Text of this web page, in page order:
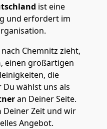
ist eine
und erfordert im
Chemnitz zieht,
, einen großartigen
die
wählst uns als
an Deiner Seite.
Deiner Zeit und wir
Angebot.